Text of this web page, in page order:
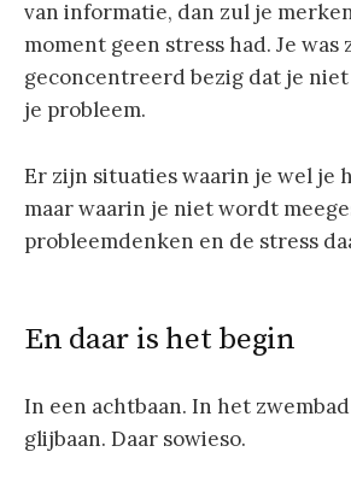
van informatie, dan zul je
moment geen stress had. Je was
geconcentreerd bezig dat je
je probleem.
Er zijn situaties waarin je wel je
maar waarin je niet wordt
probleemdenken en de stress
En daar is het begin
In een achtbaan. In het
glijbaan. Daar sowieso.